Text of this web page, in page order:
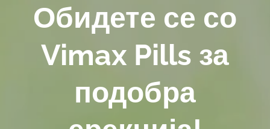
Обидете се со
Vimax Pills за
подобра